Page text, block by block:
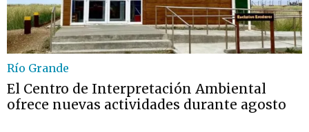
Río Grande
El Centro de Interpretación Ambiental
ofrece nuevas actividades durante agosto